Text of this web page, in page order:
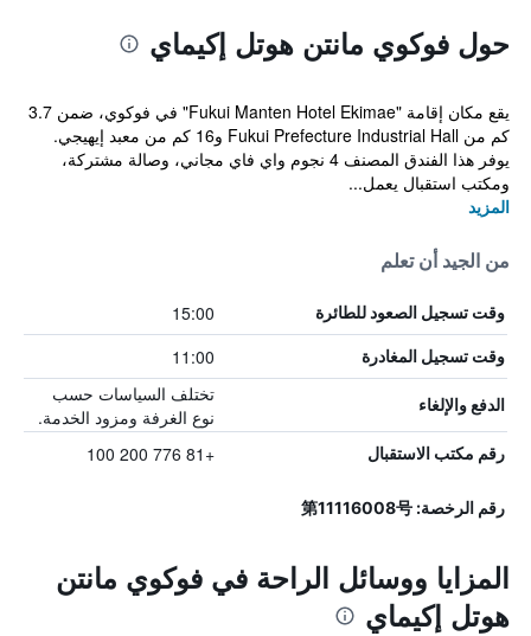
حول فوكوي مانتن هوتل إكيماي
يقع مكان إقامة "Fukui Manten Hotel Ekimae" في فوكوي، ضمن 3.7
كم من Fukui Prefecture Industrial Hall و16 كم من معبد إيهيجي.
يوفر هذا الفندق المصنف 4 نجوم واي فاي مجاني، وصالة مشتركة،
ومكتب استقبال يعمل...
المزيد
من الجيد أن تعلم
وقت تسجيل الصعود للطائرة 15:00
وقت تسجيل المغادرة 11:00
الدفع والإلغاء
تختلف السياسات حسب
نوع الغرفة ومزود الخدمة.
رقم مكتب الاستقبال +81 776 200 100
رقم الرخصة: 第11116008号
المزايا ووسائل الراحة في فوكوي مانتن
هوتل إكيماي